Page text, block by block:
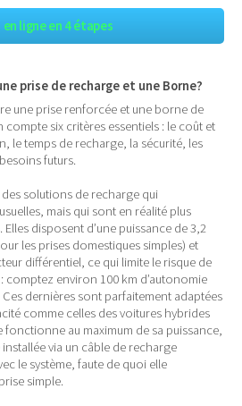
en ligne en 4 étapes
prise de recharge et une Borne?
une prise renforcée et une borne de
six critères essentiels : le coût et
le temps de recharge, la sécurité, les
futurs.
solutions de recharge qui
mais qui sont en réalité plus
Elles disposent d’une puissance de 3,2
les prises domestiques simples) et
différentiel, ce qui limite le risque de
comptez environ 100 km d’autonomie
dernières sont parfaitement adaptées
comme celles des voitures hybrides
fonctionne au maximum de sa puissance,
via un câble de recharge
le système, faute de quoi elle
simple.